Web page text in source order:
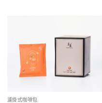
濾掛式咖啡包